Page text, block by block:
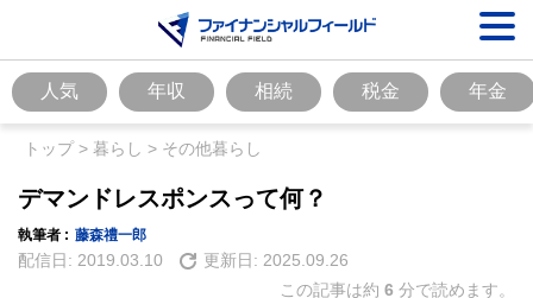
人気 年収 相続 税金 年金
トップ> 暮らし > その他暮らし
デマンドレスポンスって何？
執筆者 : 藤森禮一郎
配信日: 2019.03.10 更新日: 2025.09.26
この記事は約 6 分で読めます。